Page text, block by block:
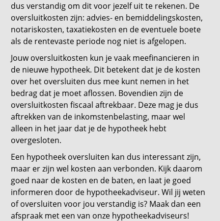
dus verstandig om dit voor jezelf uit te rekenen. De
oversluitkosten zijn: advies- en bemiddelingskosten,
notariskosten, taxatiekosten en de eventuele boete
als de rentevaste periode nog niet is afgelopen.
Jouw oversluitkosten kun je vaak meefinancieren in
de nieuwe hypotheek. Dit betekent dat je de kosten
over het oversluiten dus mee kunt nemen in het
bedrag dat je moet aflossen. Bovendien zijn de
oversluitkosten fiscaal aftrekbaar. Deze mag je dus
aftrekken van de inkomstenbelasting, maar wel
alleen in het jaar dat je de hypotheek hebt
overgesloten.
Een hypotheek oversluiten kan dus interessant zijn,
maar er zijn wel kosten aan verbonden. Kijk daarom
goed naar de kosten en de baten, en laat je goed
informeren door de hypotheekadviseur. Wil jij weten
of oversluiten voor jou verstandig is? Maak dan een
afspraak met een van onze hypotheekadviseurs!